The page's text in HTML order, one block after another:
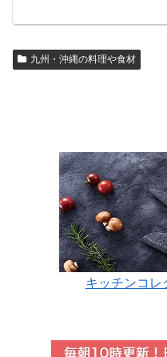
九州・沖縄の料理や食材
キッチンコレ